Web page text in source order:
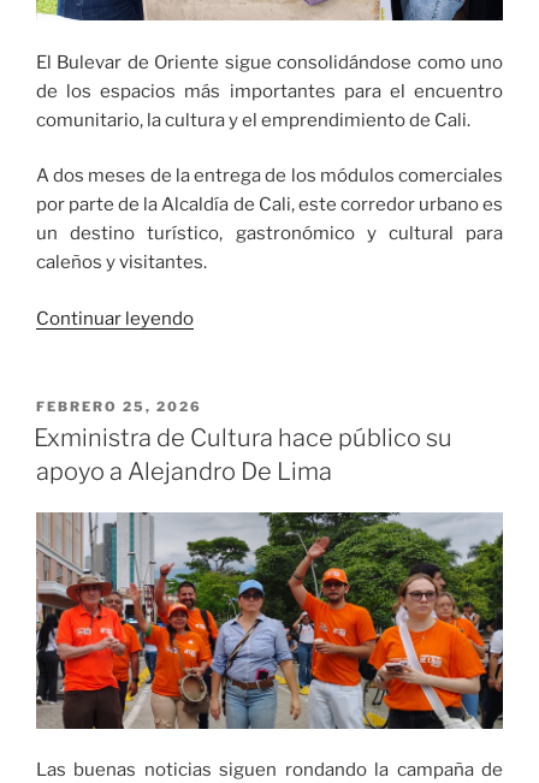
El Bulevar de Oriente sigue consolidándose como uno
de los espacios más importantes para el encuentro
comunitario, la cultura y el emprendimiento de Cali.
A dos meses de la entrega de los módulos comerciales
por parte de la Alcaldía de Cali, este corredor urbano es
un destino turístico, gastronómico y cultural para
caleños y visitantes.
Continuar leyendo«El
Oriente,
un
destino
gastronómico
y
cultural
para
caleños
y
visitantes»
PUBLICADO
EL
FEBRERO 25, 2026
Exministra de Cultura hace público su
apoyo a Alejandro De Lima
Las buenas noticias siguen rondando la campaña de